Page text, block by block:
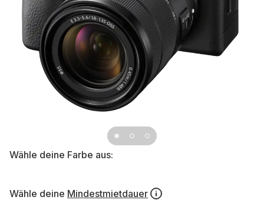
Wähle deine Farbe aus:
Wähle deine Mindestmietdauer